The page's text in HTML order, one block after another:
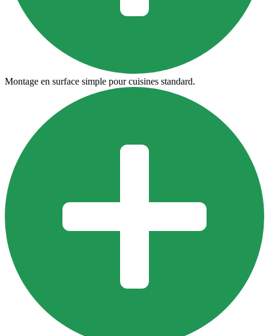
Montage en surface simple pour cuisines standard.